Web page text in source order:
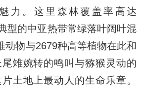
力。这里森林覆盖率高达
型的中亚热带常绿落叶阔叶混
动物与2679种高等植物在此和
雉婉转的鸣叫与猕猴灵动的
土地上最动人的生命乐章。